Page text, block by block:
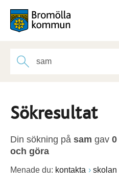
Sökresultat
Din sökning på sam gav 0
och göra
Menade du: kontakta skolan